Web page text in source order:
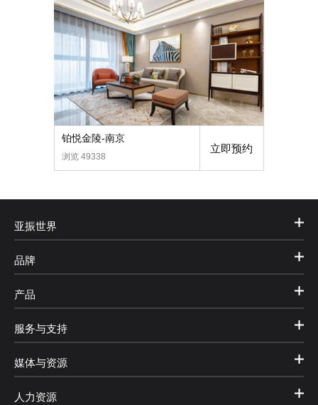
铂悦金陵-南京
浏览 49338
立即预约
亚振世界
品牌
产品
服务与支持
媒体与资源
人力资源